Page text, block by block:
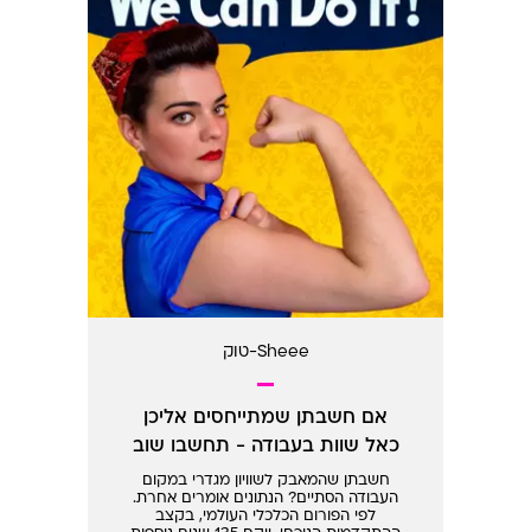
Sheee-טוק
אם חשבתן שמתייחסים אליכן
כאל שוות בעבודה - תחשבו שוב
חשבתן שהמאבק לשוויון מגדרי במקום
העבודה הסתיים? הנתונים אומרים אחרת.
לפי הפורום הכלכלי העולמי, בקצב